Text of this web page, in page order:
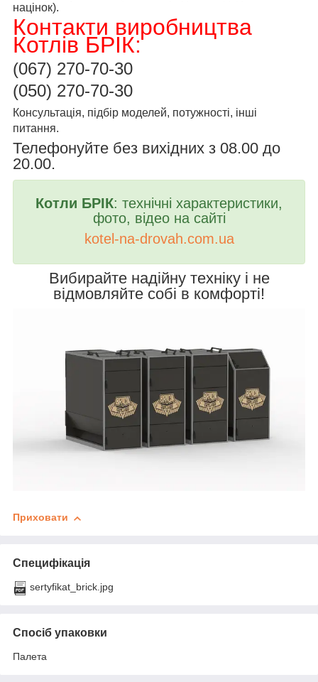
націнок).
Контакти виробництва
Котлів БРІК:
(067) 270-70-30
(050) 270-70-30
Консультація, підбір моделей, потужності, інші
питання.
Телефонуйте без вихідних з 08.00 до
20.00.
Котли БРІК: технічні характеристики,
фото, відео на сайті
kotel -na-drovah.com.ua
Вибирайте надійну техніку і не
відмовляйте собі в комфорті!
Приховати
Специфікація
sertyfikat_brick.jpg
Спосіб упаковки
Палета